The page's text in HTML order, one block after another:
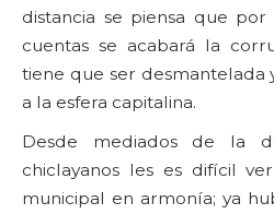
distancia se piensa que
cuentas se acabará la
tiene que ser desmantelada
a la esfera capitalina.
Desde mediados de la
chiclayanos les es difícil
municipal en armonía; ya